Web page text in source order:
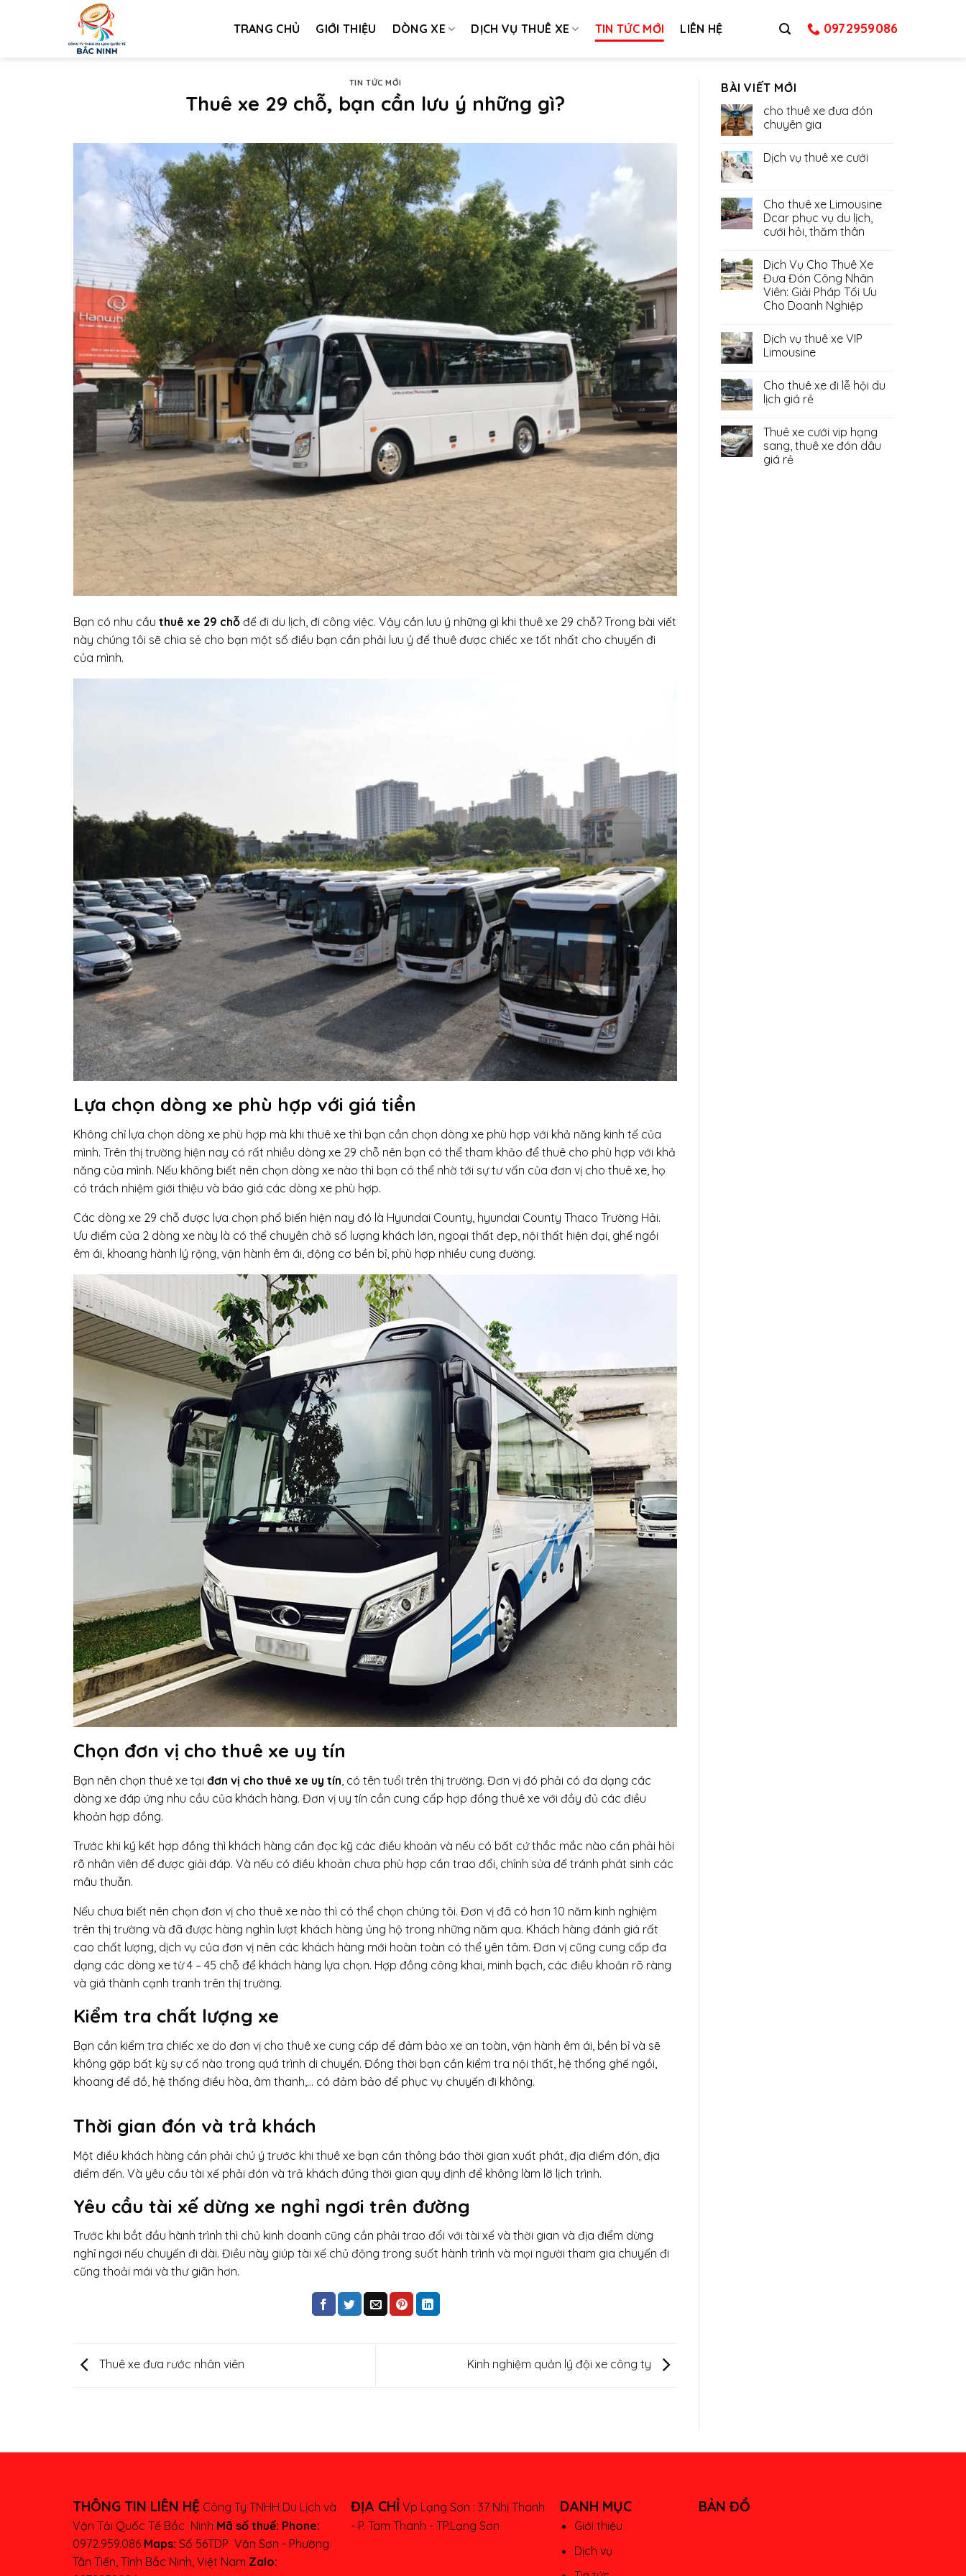
TRANG CHỦ GIỚI THIỆU DÒNG XE DỊCH VỤ THUÊ XE TIN TỨC MỚI LIÊN HỆ 0972959086
TIN TỨC MỚI
Thuê xe 29 chỗ, bạn cần lưu ý những gì?
Bạn có nhu cầu thuê xe 29 chỗ để đi du lịch, đi công việc. Vậy cần lưu ý những gì khi thuê xe 29 chỗ? Trong bài viết
này chúng tôi sẽ chia sẻ cho bạn một số điều bạn cần phải lưu ý để thuê được chiếc xe tốt nhất cho chuyến đi
của mình.
Lựa chọn dòng xe phù hợp với giá tiền
Không chỉ lựa chọn dòng xe phù hợp mà khi thuê xe thì bạn cần chọn dòng xe phù hợp với khả năng kinh tế của
mình. Trên thị trường hiện nay có rất nhiều dòng xe 29 chỗ nên bạn có thể tham khảo để thuê cho phù hợp với khả
năng của mình. Nếu không biết nên chọn dòng xe nào thì bạn có thể nhờ tới sự tư vấn của đơn vị cho thuê xe, họ
có trách nhiệm giới thiệu và báo giá các dòng xe phù hợp.
Các dòng xe 29 chỗ được lựa chọn phổ biến hiện nay đó là Hyundai County, hyundai County Thaco Trường Hải.
Ưu điểm của 2 dòng xe này là có thể chuyên chở số lượng khách lớn, ngoại thất đẹp, nội thất hiện đại, ghế ngồi
êm ái, khoang hành lý rộng, vận hành êm ái, động cơ bền bỉ, phù hợp nhiều cung đường.
Chọn đơn vị cho thuê xe uy tín
Bạn nên chọn thuê xe tại đơn vị cho thuê xe uy tín, có tên tuổi trên thị trường. Đơn vị đó phải có đa dạng các
dòng xe đáp ứng nhu cầu của khách hàng. Đơn vị uy tín cần cung cấp hợp đồng thuê xe với đầy đủ các điều
khoản hợp đồng.
Trước khi ký kết hợp đồng thì khách hàng cần đọc kỹ các điều khoản và nếu có bất cứ thắc mắc nào cần phải hỏi
rõ nhân viên để được giải đáp. Và nếu có điều khoản chưa phù hợp cần trao đổi, chỉnh sửa để tránh phát sinh các
mâu thuẫn.
Nếu chưa biết nên chọn đơn vị cho thuê xe nào thì có thể chọn chúng tôi. Đơn vị đã có hơn 10 năm kinh nghiệm
trên thị trường và đã được hàng nghìn lượt khách hàng ủng hộ trong những năm qua. Khách hàng đánh giá rất
cao chất lượng, dịch vụ của đơn vị nên các khách hàng mới hoàn toàn có thể yên tâm. Đơn vị cũng cung cấp đa
dạng các dòng xe từ 4 – 45 chỗ để khách hàng lựa chọn. Hợp đồng công khai, minh bạch, các điều khoản rõ ràng
và giá thành cạnh tranh trên thị trường.
Kiểm tra chất lượng xe
Bạn cần kiểm tra chiếc xe do đơn vị cho thuê xe cung cấp để đảm bảo xe an toàn, vận hành êm ái, bền bỉ và sẽ
không gặp bất kỳ sự cố nào trong quá trình di chuyển. Đồng thời bạn cần kiểm tra nội thất, hệ thống ghế ngồi,
khoang để đồ, hệ thống điều hòa, âm thanh,… có đảm bảo để phục vụ chuyến đi không.
Thời gian đón và trả khách
Một điều khách hàng cần phải chú ý trước khi thuê xe bạn cần thông báo thời gian xuất phát, địa điểm đón, địa
điểm đến. Và yêu cầu tài xế phải đón và trả khách đúng thời gian quy định để không làm lỡ lịch trình.
Yêu cầu tài xế dừng xe nghỉ ngơi trên đường
Trước khi bắt đầu hành trình thì chủ kinh doanh cũng cần phải trao đổi với tài xế và thời gian và địa điểm dừng
nghỉ ngơi nếu chuyến đi dài. Điều này giúp tài xế chủ động trong suốt hành trình và mọi người tham gia chuyến đi
cũng thoải mái và thư giãn hơn.
Thuê xe đưa rước nhân viên Kinh nghiệm quản lý đội xe công ty
BÀI VIẾT MỚI
cho thuê xe đưa đón
chuyên gia
Dịch vụ thuê xe cưới
Cho thuê xe Limousine
Dcar phục vụ du lịch,
cưới hỏi, thăm thân
Dịch Vụ Cho Thuê Xe
Đưa Đón Công Nhân
Viên: Giải Pháp Tối Ưu
Cho Doanh Nghiệp
Dịch vụ thuê xe VIP
Limousine
Cho thuê xe đi lễ hội du
lịch giá rẻ
Thuê xe cưới vip hạng
sang, thuê xe đón dâu
giá rẻ
THÔNG TIN LIÊN HỆ Công Ty TNHH Du Lịch và
Vận Tải Quốc Tế Bắc Ninh Mã số thuế: Phone:
0972.959.086 Maps: Số 56TDP Văn Sơn - Phường
Tân Tiến, Tỉnh Bắc Ninh, Việt Nam Zalo:
ĐỊA CHỈ Vp Lạng Sơn :37 Nhị Thanh
- P. Tam Thanh - TP.Lạng Sơn
DANH MỤC
Giới thiệu
Dịch vụ
BẢN ĐỒ